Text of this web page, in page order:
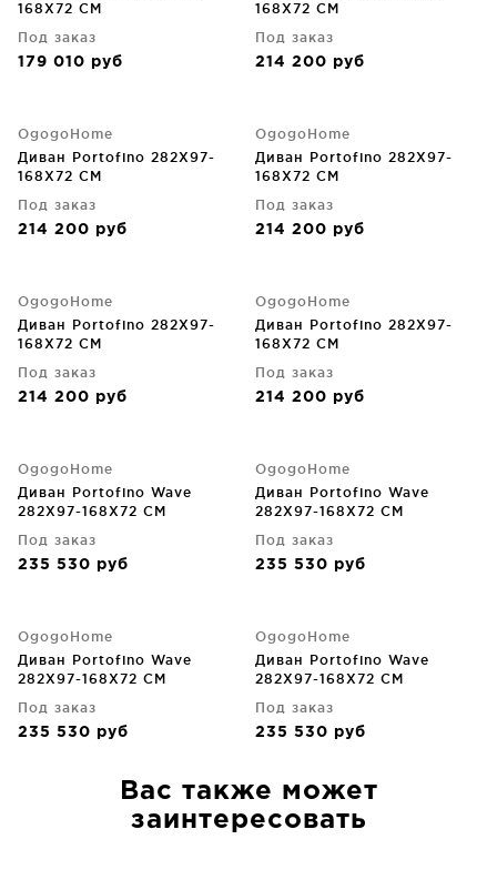
168X72 CM
Под заказ
179 010 руб
168X72 CM
Под заказ
214 200 руб
OgogoHome
Диван Portofino 282X97-
168X72 CM
Под заказ
214 200 руб
OgogoHome
Диван Portofino 282X97-
168X72 CM
Под заказ
214 200 руб
OgogoHome
Диван Portofino 282X97-
168X72 CM
Под заказ
214 200 руб
OgogoHome
Диван Portofino 282X97-
168X72 CM
Под заказ
214 200 руб
OgogoHome
Диван Portofino Wave
282X97-168X72 CM
Под заказ
235 530 руб
OgogoHome
Диван Portofino Wave
282X97-168X72 CM
Под заказ
235 530 руб
OgogoHome
Диван Portofino Wave
282X97-168X72 CM
Под заказ
235 530 руб
OgogoHome
Диван Portofino Wave
282X97-168X72 CM
Под заказ
235 530 руб
Вас также может
заинтересовать